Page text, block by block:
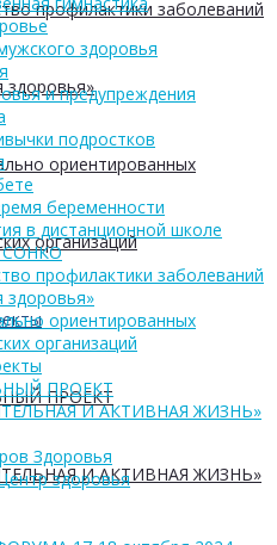
профилактики заболеваний
здоровья»
ориентированных
организаций
ПРОЕКТ
И АКТИВНАЯ ЖИЗНЬ»
здоровья
и предупреждения
подростков
беременности
в дистанционной школе
СОНКО
профилактики заболеваний
здоровья»
ориентированных
организаций
ПРОЕКТ
И АКТИВНАЯ ЖИЗНЬ»
Здоровья
здоровья